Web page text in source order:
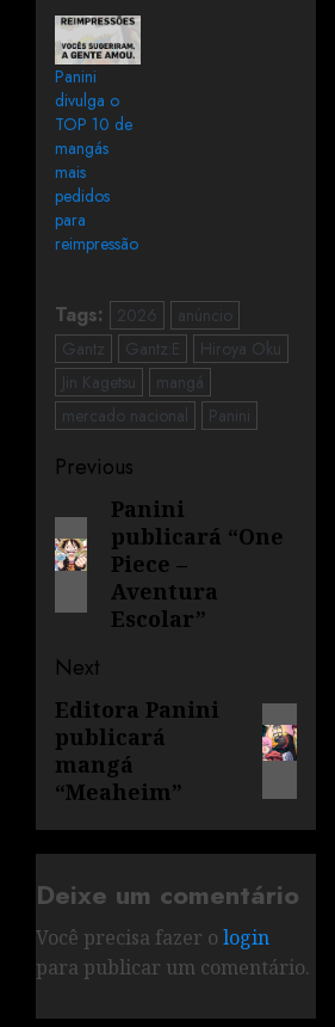
Panini
divulga o
TOP 10 de
mangás
mais
pedidos
para
reimpressão
Tags: 2026
anúncio
Gantz
Gantz:E
Hiroya Oku
Jin Kagetsu
mangá
mercado nacional
Panini
Previous
Panini
publicará “One
Piece –
Aventura
Escolar”
Next
Editora Panini
publicará
mangá
“Meaheim”
Deixe um comentário
Você precisa fazer o login
para publicar um comentário.